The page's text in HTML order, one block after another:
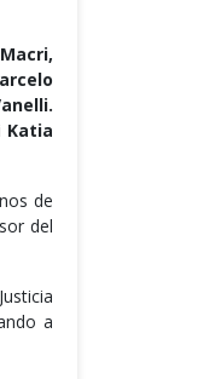
Katia
de
del
a